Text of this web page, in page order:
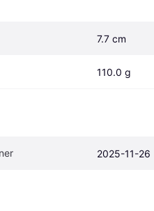
7.7 cm
110.0 g
2025-11-26